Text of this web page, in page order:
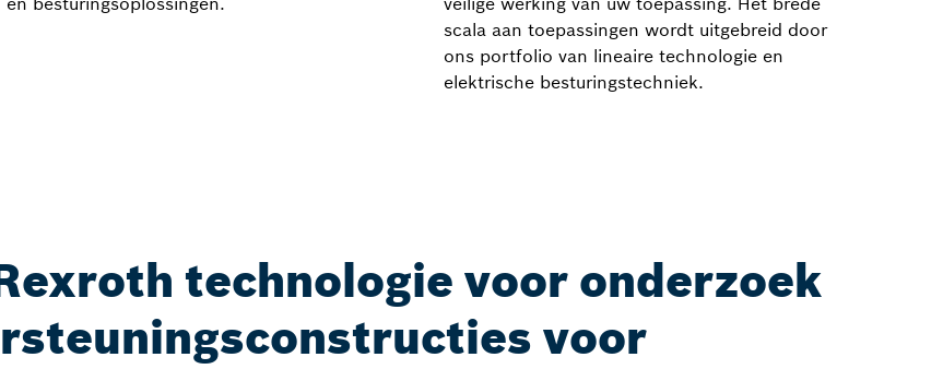
scala aan toepassingen wordt uitgebreid door
ons portfolio van lineaire technologie en
elektrische besturingstechniek.
technologie voor onderzoek
voor